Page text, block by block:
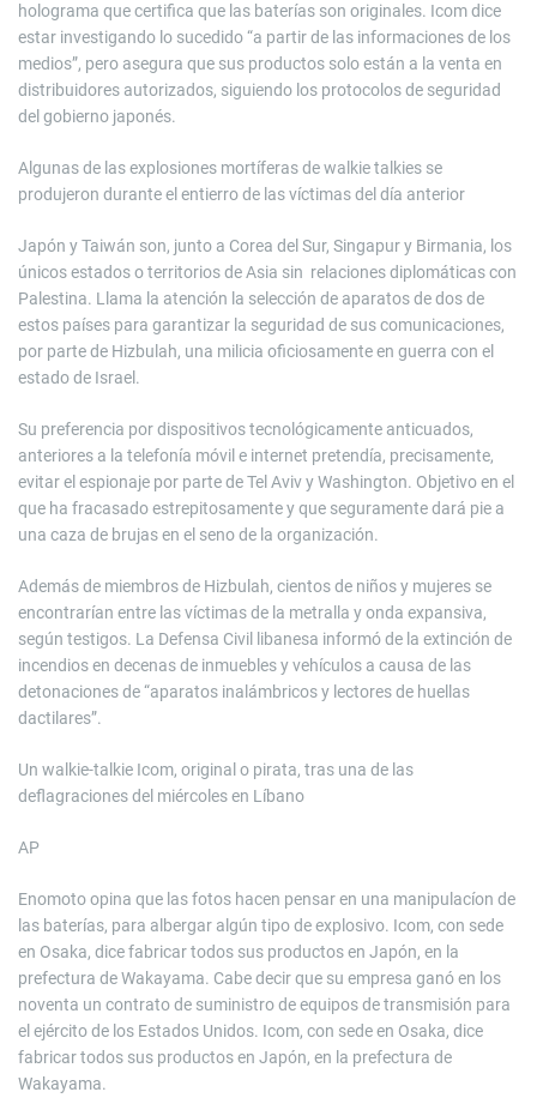
holograma que certifica que las baterías son originales. Icom dice
estar investigando lo sucedido “a partir de las informaciones de los
medios”, pero asegura que sus productos solo están a la venta en
distribuidores autorizados, siguiendo los protocolos de seguridad
del gobierno japonés.
Algunas de las explosiones mortíferas de walkie talkies se
produjeron durante el entierro de las víctimas del día anterior
Japón y Taiwán son, junto a Corea del Sur, Singapur y Birmania, los
únicos estados o territorios de Asia sin relaciones diplomáticas con
Palestina. Llama la atención la selección de aparatos de dos de
estos países para garantizar la seguridad de sus comunicaciones,
por parte de Hizbulah, una milicia oficiosamente en guerra con el
estado de Israel.
Su preferencia por dispositivos tecnológicamente anticuados,
anteriores a la telefonía móvil e internet pretendía, precisamente,
evitar el espionaje por parte de Tel Aviv y Washington. Objetivo en el
que ha fracasado estrepitosamente y que seguramente dará pie a
una caza de brujas en el seno de la organización.
Además de miembros de Hizbulah, cientos de niños y mujeres se
encontrarían entre las víctimas de la metralla y onda expansiva,
según testigos. La Defensa Civil libanesa informó de la extinción de
incendios en decenas de inmuebles y vehículos a causa de las
detonaciones de “aparatos inalámbricos y lectores de huellas
dactilares”.
Un walkie-talkie Icom, original o pirata, tras una de las
deflagraciones del miércoles en Líbano
AP
Enomoto opina que las fotos hacen pensar en una manipulacíon de
las baterías, para albergar algún tipo de explosivo. Icom, con sede
en Osaka, dice fabricar todos sus productos en Japón, en la
prefectura de Wakayama. Cabe decir que su empresa ganó en los
noventa un contrato de suministro de equipos de transmisión para
el ejército de los Estados Unidos. Icom, con sede en Osaka, dice
fabricar todos sus productos en Japón, en la prefectura de
Wakayama.